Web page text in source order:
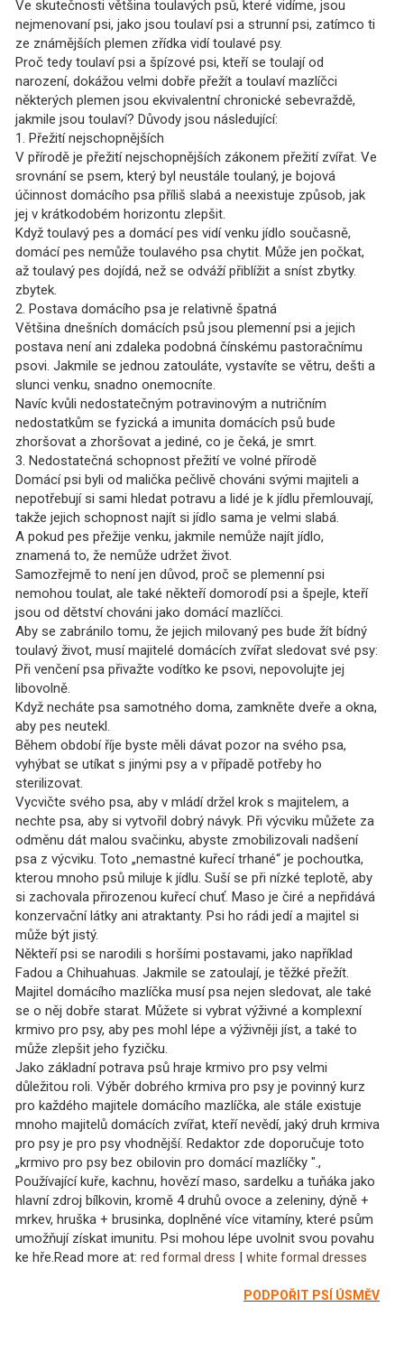
Ve skutečnosti většina toulavých psů, které vidíme, jsou
nejmenovaní psi, jako jsou toulaví psi a strunní psi, zatímco ti
ze známějších plemen zřídka vidí toulavé psy.
Proč tedy toulaví psi a špízové ​​psi, kteří se toulají od
narození, dokážou velmi dobře přežít a toulaví mazlíčci
některých plemen jsou ekvivalentní chronické sebevraždě,
jakmile jsou toulaví? Důvody jsou následující:
1. Přežití nejschopnějších
V přírodě je přežití nejschopnějších zákonem přežití zvířat. Ve
srovnání se psem, který byl neustále toulaný, je bojová
účinnost domácího psa příliš slabá a neexistuje způsob, jak
jej v krátkodobém horizontu zlepšit.
Když toulavý pes a domácí pes vidí venku jídlo současně,
domácí pes nemůže toulavého psa chytit. Může jen počkat,
až toulavý pes dojídá, než se odváží přiblížit a sníst zbytky.
zbytek.
2. Postava domácího psa je relativně špatná
Většina dnešních domácích psů jsou plemenní psi a jejich
postava není ani zdaleka podobná čínskému pastoračnímu
psovi. Jakmile se jednou zatouláte, vystavíte se větru, dešti a
slunci venku, snadno onemocníte.
Navíc kvůli nedostatečným potravinovým a nutričním
nedostatkům se fyzická a imunita domácích psů bude
zhoršovat a zhoršovat a jediné, co je čeká, je smrt.
3. Nedostatečná schopnost přežití ve volné přírodě
Domácí psi byli od malička pečlivě chováni svými majiteli a
nepotřebují si sami hledat potravu a lidé je k jídlu přemlouvají,
takže jejich schopnost najít si jídlo sama je velmi slabá.
A pokud pes přežije venku, jakmile nemůže najít jídlo,
znamená to, že nemůže udržet život.
Samozřejmě to není jen důvod, proč se plemenní psi
nemohou toulat, ale také někteří domorodí psi a špejle, kteří
jsou od dětství chováni jako domácí mazlíčci.
Aby se zabránilo tomu, že jejich milovaný pes bude žít bídný
toulavý život, musí majitelé domácích zvířat sledovat své psy:
Při venčení psa přivažte vodítko ke psovi, nepovolujte jej
libovolně.
Když necháte psa samotného doma, zamkněte dveře a okna,
aby pes neutekl.
Během období říje byste měli dávat pozor na svého psa,
vyhýbat se utíkat s jinými psy a v případě potřeby ho
sterilizovat.
Vycvičte svého psa, aby v mládí držel krok s majitelem, a
nechte psa, aby si vytvořil dobrý návyk. Při výcviku můžete za
odměnu dát malou svačinku, abyste zmobilizovali nadšení
psa z výcviku. Toto „nemastné kuřecí trhané“ je pochoutka,
kterou mnoho psů miluje k jídlu. Suší se při nízké teplotě, aby
si zachovala přirozenou kuřecí chuť. Maso je čiré a nepřidává
konzervační látky ani atraktanty. Psi ho rádi jedí a majitel si
může být jistý.
Někteří psi se narodili s horšími postavami, jako například
Fadou a Chihuahuas. Jakmile se zatoulají, je těžké přežít.
Majitel domácího mazlíčka musí psa nejen sledovat, ale také
se o něj dobře starat. Můžete si vybrat výživné a komplexní
krmivo pro psy, aby pes mohl lépe a výživněji jíst, a také to
může zlepšit jeho fyzičku.
Jako základní potrava psů hraje krmivo pro psy velmi
důležitou roli. Výběr dobrého krmiva pro psy je povinný kurz
pro každého majitele domácího mazlíčka, ale stále existuje
mnoho majitelů domácích zvířat, kteří nevědí, jaký druh krmiva
pro psy je pro psy vhodnější. Redaktor zde doporučuje toto
„krmivo pro psy bez obilovin pro domácí mazlíčky ".,
Používající kuře, kachnu, hovězí maso, sardelku a tuňáka jako
hlavní zdroj bílkovin, kromě 4 druhů ovoce a zeleniny, dýně +
mrkev, hruška + brusinka, doplněné více vitamíny, které psům
umožňují získat imunitu. Psi mohou lépe uvolnit svou povahu
ke hře.Read more at: red formal dress | white formal dresses
PODPOŘIT PSÍ ÚSMĚV